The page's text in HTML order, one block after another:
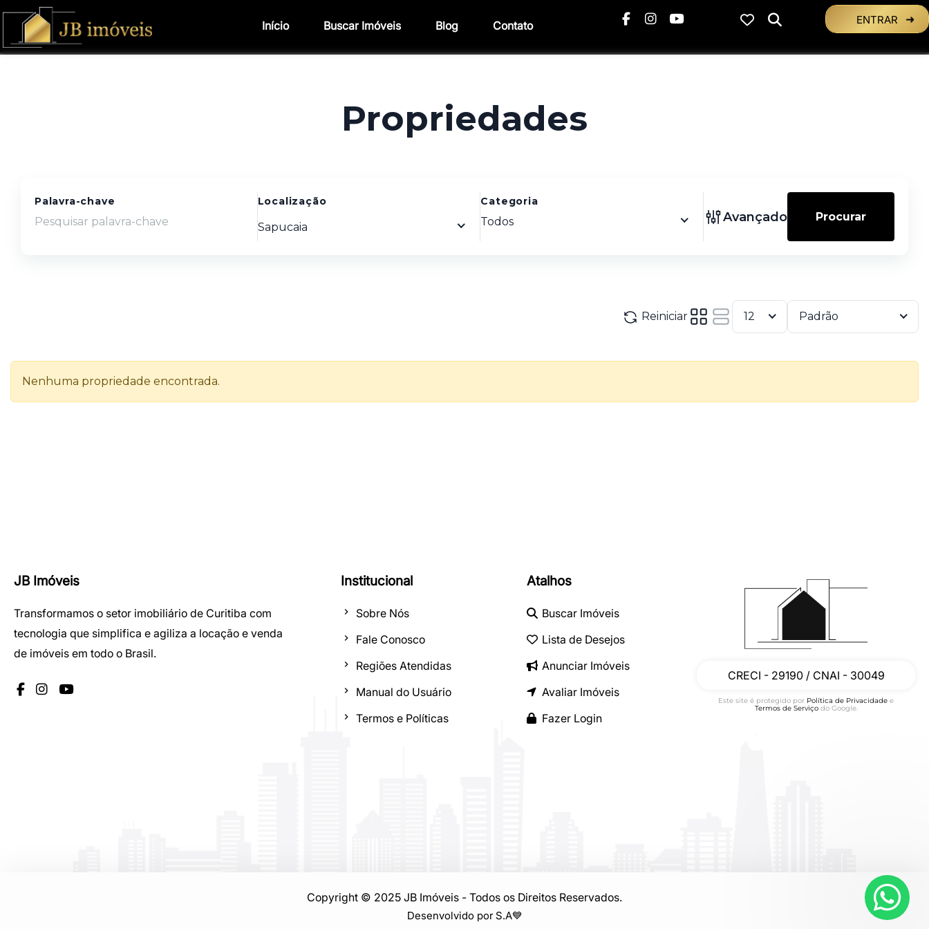
JB Imóveis
Transformamos o setor imobiliário de Curitiba com
tecnologia que simplifica e agiliza a locação e venda
de imóveis em todo o Brasil.
Institucional
Sobre Nós
Fale Conosco
Regiões Atendidas
Manual do Usuário
Termos e Políticas
Atalhos
Buscar Imóveis
Lista de Desejos
Anunciar Imóveis
Avaliar Imóveis
Fazer Login
CRECI - 29190 / CNAI - 30049
Este site é protegido por Política de Privacidade e
Termos de Serviçodo Google.
Copyright © 2025 JB Imóveis - Todos os Direitos Reservados.
Desenvolvido por S.A💙
Início Buscar Imóveis Blog Contato ENTRAR